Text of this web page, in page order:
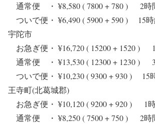
通常便 ・ ¥8,580 ( 7800 + 780 ) 2時
ついで便・ ¥6,490 ( 5900 + 590 ) 15
宇陀市
お急ぎ便・ ¥16,720 ( 15200 + 1520 )
通常便 ・ ¥13,530 ( 12300 + 1230 )
ついで便・ ¥10,230 ( 9300 + 930 ) 15
王寺町(北葛城郡)
お急ぎ便・ ¥10,120 ( 9200 + 920 ) 1
通常便 ・ ¥8,250 ( 7500 + 750 ) 2時